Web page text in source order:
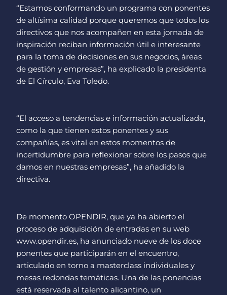
“Estamos conformando un programa con ponentes
de altísima calidad porque queremos que todos los
directivos que nos acompañen en esta jornada de
inspiración reciban información útil e interesante
para la toma de decisiones en sus negocios, áreas
de gestión y empresas”, ha explicado la presidenta
de El Círculo, Eva Toledo.
“El acceso a tendencias e información actualizada,
como la que tienen estos ponentes y sus
compañías, es vital en estos momentos de
incertidumbre para reflexionar sobre los pasos que
damos en nuestras empresas”, ha añadido la
directiva.
De momento OPENDIR, que ya ha abierto el
proceso de adquisición de entradas en su web
www.opendir.es, ha anunciado nueve de los doce
ponentes que participarán en el encuentro,
articulado en torno a masterclass individuales y
mesas redondas temáticas. Una de las ponencias
está reservada al talento alicantino, un